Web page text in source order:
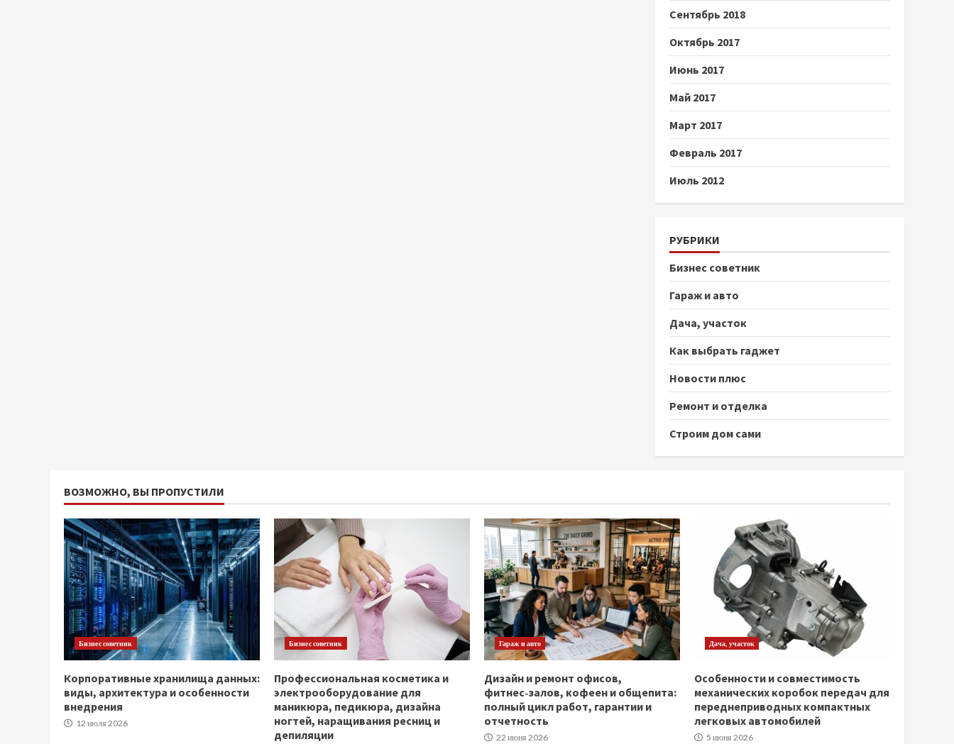
Сентябрь 2018
Октябрь 2017
Июнь 2017
Май 2017
Март 2017
Февраль 2017
Июль 2012
РУБРИКИ
Бизнес советник
Гараж и авто
Дача, участок
Как выбрать гаджет
Новости плюс
Ремонт и отделка
Строим дом сами
ВОЗМОЖНО, ВЫ ПРОПУСТИЛИ
Бизнес советник
Корпоративные хранилища данных:
виды, архитектура и особенности
внедрения
12 июля 2026
Бизнес советник
Профессиональная косметика и
электрооборудование для
маникюра, педикюра, дизайна
ногтей, наращивания ресниц и
депиляции
Гараж и авто
Дизайн и ремонт офисов,
фитнес‑залов, кофеен и общепита:
полный цикл работ, гарантии и
отчетность
22 июня 2026
Дача, участок
Особенности и совместимость
механических коробок передач для
переднеприводных компактных
легковых автомобилей
5 июня 2026